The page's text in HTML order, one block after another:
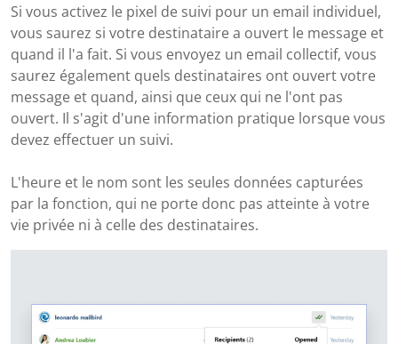
Si vous activez le pixel de suivi pour un email individuel,
vous saurez si votre destinataire a ouvert le message et
quand il l'a fait. Si vous envoyez un email collectif, vous
saurez également quels destinataires ont ouvert votre
message et quand, ainsi que ceux qui ne l'ont pas
ouvert. Il s'agit d'une information pratique lorsque vous
devez effectuer un suivi.
L'heure et le nom sont les seules données capturées
par la fonction, qui ne porte donc pas atteinte à votre
vie privée ni à celle des destinataires.